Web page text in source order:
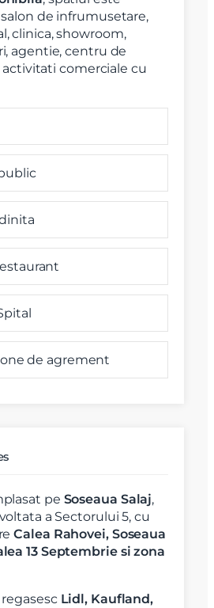
de infrumusetare,
clinica, showroom,
agentie, centru de
activitati comerciale cu
de agrement
pe Soseaua Salaj,
a Sectorului 5, cu
Calea Rahovei, Soseaua
13 Septembrie si zona
Lidl, Kaufland,